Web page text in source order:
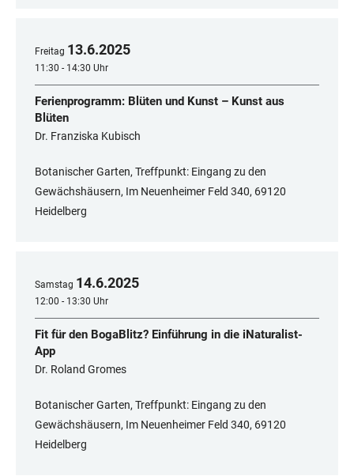
Freitag 13.6.2025
11:30 - 14:30 Uhr
Ferienprogramm: Blüten und Kunst – Kunst aus
Blüten
Dr. Franziska Kubisch
Botanischer Garten, Treffpunkt: Eingang zu den
Gewächshäusern, Im Neuenheimer Feld 340, 69120
Heidelberg
Samstag 14.6.2025
12:00 - 13:30 Uhr
Fit für den BogaBlitz? Einführung in die iNaturalist-
App
Dr. Roland Gromes
Botanischer Garten, Treffpunkt: Eingang zu den
Gewächshäusern, Im Neuenheimer Feld 340, 69120
Heidelberg